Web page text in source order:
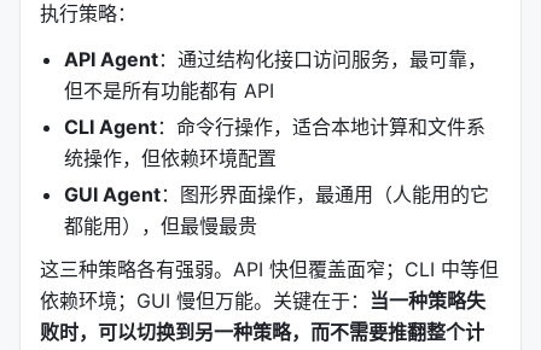
执行策略：
API Agent：通过结构化接口访问服务，最可靠，
但不是所有功能都有 API
CLI Agent：命令行操作，适合本地计算和文件系
统操作，但依赖环境配置
GUI Agent：图形界面操作，最通用（人能用的它
都能用），但最慢最贵
这三种策略各有强弱。API 快但覆盖面窄；CLI 中等但
依赖环境；GUI 慢但万能。关键在于： 当一种策略失
败时，可以切换到另一种策略，而不需要推翻整个计